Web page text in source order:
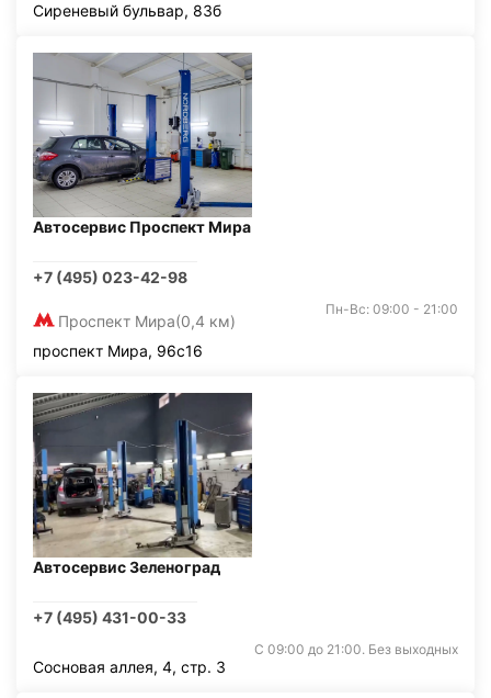
Сиреневый бульвар, 83б
Автосервис Проспект Мира
+7 (495) 023-42-98
Проспект Мира(0,4 км)
Пн-Вс: 09:00 - 21:00
проспект Мира, 96с16
Автосервис Зеленоград
+7 (495) 431-00-33
С 09:00 до 21:00. Без выходных
Сосновая аллея, 4, стр. 3